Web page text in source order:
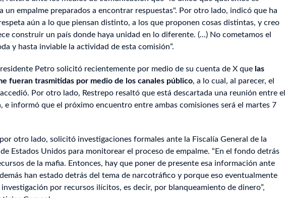
un empalme preparados a encontrar respuestas". Por otro lado, indicó que ha
aún a lo que piensan distinto, a los que proponen cosas distintas, y creo
construir un país donde haya unidad en lo diferente. (...) No cometamos el
y hasta inviable la actividad de esta comisión”.
Petro solicitó recientemente por medio de su cuenta de X que las
fueran trasmitidas por medio de los canales público, a lo cual, al parecer, el
Por otro lado, Restrepo resaltó que está descartada una reunión entre el
e informó que el próximo encuentro entre ambas comisiones será el martes 7
otro lado, solicitó investigaciones formales ante la Fiscalía General de la
Estados Unidos para monitorear el proceso de empalme. “En el fondo detrás
de la mafia. Entonces, hay que poner de presente esa información ante
han estado detrás del tema de narcotráfico y porque eso eventualmente
por recursos ilícitos, es decir, por blanqueamiento de dinero”,